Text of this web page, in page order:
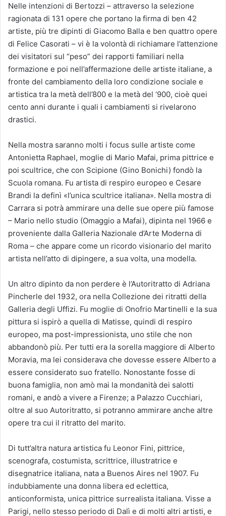
Nelle intenzioni di Bertozzi – attraverso la selezione
ragionata di 131 opere che portano la firma di ben 42
artiste, più tre dipinti di Giacomo Balla e ben quattro opere
di Felice Casorati – vi è la volontà di richiamare l’attenzione
dei visitatori sul “peso” dei rapporti familiari nella
formazione e poi nell’affermazione delle artiste italiane, a
fronte del cambiamento della loro condizione sociale e
artistica tra la metà dell’800 e la metà del ‘900, cioè quei
cento anni durante i quali i cambiamenti si rivelarono
drastici.
Nella mostra saranno molti i focus sulle artiste come
Antonietta Raphael, moglie di Mario Mafai, prima pittrice e
poi scultrice, che con Scipione (Gino Bonichi) fondò la
Scuola romana. Fu artista di respiro europeo e Cesare
Brandi la definì «l’unica scultrice italiana». Nella mostra di
Carrara si potrà ammirare una delle sue opere più famose
– Mario nello studio (Omaggio a Mafai), dipinta nel 1966 e
proveniente dalla Galleria Nazionale d’Arte Moderna di
Roma – che appare come un ricordo visionario del marito
artista nell’atto di dipingere, a sua volta, una modella.
Un altro dipinto da non perdere è l’Autoritratto di Adriana
Pincherle del 1932, ora nella Collezione dei ritratti della
Galleria degli Uffizi. Fu moglie di Onofrio Martinelli e la sua
pittura si ispirò a quella di Matisse, quindi di respiro
europeo, ma post-impressionista, uno stile che non
abbandonò più. Per tutti era la sorella maggiore di Alberto
Moravia, ma lei considerava che dovesse essere Alberto a
essere considerato suo fratello. Nonostante fosse di
buona famiglia, non amò mai la mondanità dei salotti
romani, e andò a vivere a Firenze; a Palazzo Cucchiari,
oltre al suo Autoritratto, si potranno ammirare anche altre
opere tra cui il ritratto del marito.
Di tutt’altra natura artistica fu Leonor Fini, pittrice,
scenografa, costumista, scrittrice, illustratrice e
disegnatrice italiana, nata a Buenos Aires nel 1907. Fu
indubbiamente una donna libera ed eclettica,
anticonformista, unica pittrice surrealista italiana. Visse a
Parigi, nello stesso periodo di Dalì e di molti altri artisti, e